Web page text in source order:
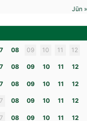
Jūn »
08 09 10 11 12
08 09 10 11 12
08 09 10 11 12
08 09 10 11 12
08 09 10 11 12